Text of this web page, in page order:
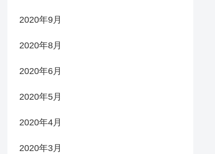
2020年9月
2020年8月
2020年6月
2020年5月
2020年4月
2020年3月